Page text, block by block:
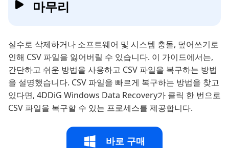
마무리
실수로 삭제하거나 소프트웨어 및 시스템 충돌, 덮어쓰기로
인해 CSV 파일을 잃어버릴 수 있습니다. 이 가이드에서는,
간단하고 쉬운 방법을 사용하고 CSV 파일을 복구하는 방법
을 설명했습니다. CSV 파일을 빠르게 복구하는 방법을 찾고
있다면, 4DDiG Windows Data Recovery가 클릭 한 번으로
CSV 파일을 복구할 수 있는 프로세스를 제공합니다.
바로 구매